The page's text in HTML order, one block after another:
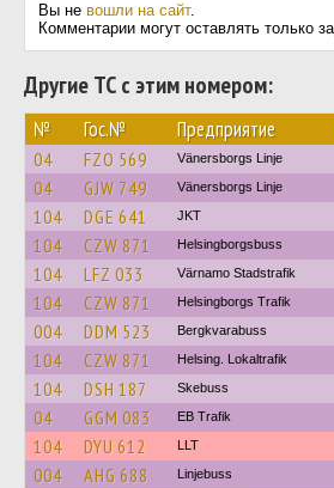
Вы не вошли на сайт.
Комментарии могут оставлять только
Другие ТС с этим номером:
№ Гос.№ Предприятие
04 FZO 569 Vänersborgs Linje
04 GJW 749 Vänersborgs Linje
104 DGE 641 JKT
104 CZW 871 Helsingborgsbuss
104 LFZ 033 Värnamo Stadstrafik
104 CZW 871 Helsingborgs Trafik
004 DDM 523 Bergkvarabuss
104 CZW 871 Helsing. Lokaltrafik
104 DSH 187 Skebuss
04 GGM 083 EB Trafik
104 DYU 612 LLT
004 AHG 688 Linjebuss